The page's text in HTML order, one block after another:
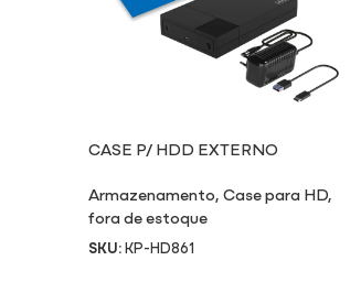
CASE P/ HDD EXTERNO
Armazenamento,Case para HD,
fora de estoque
SKU:KP-HD861